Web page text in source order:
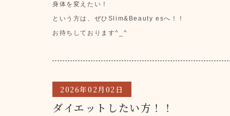
身体を変えたい！
という方は、ぜひSlim&Beauty esへ！！
お待ちしております^_^
2026年02月02日
ダイエットしたい方！！